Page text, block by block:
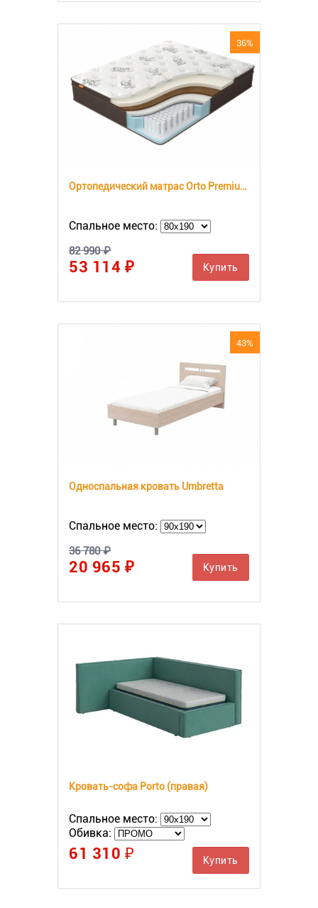
36%
Ортопедический матрас Orto Premium Middle
Спальное место:
82 990 ₽
53 114 ₽ Купить
43%
Односпальная кровать Umbretta
Спальное место:
36 780 ₽
20 965 ₽ Купить
Кровать-софа Porto (правая)
Спальное место:
Обивка:
61 310 ₽ Купить